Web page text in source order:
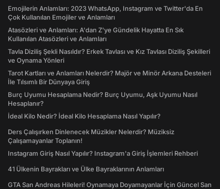
Emojilerin Anlamları: 2023 WhatsApp, Instagram ve Twitter'da En
Çok Kullanılan Emojiler ve Anlamları
Atasözleri ve Anlamları: A'dan Z'ye Gündelik Hayatta En Sık
Kullanılan Atasözleri ve Anlamları
Tavla Diziliş Şekli Nasıldır? Erkek Tavlası ve Kız Tavlası Diziliş Şekilleri
ve Oynama Yönleri
Tarot Kartları ve Anlamları Nelerdir? Majör ve Minör Arkana Desteleri
İle Tılsımlı Bir Dünyaya Giriş
Burç Uyumu Hesaplama Nedir? Burç Uyumu, Aşk Uyumu Nasıl
Hesaplanır?
İdeal Kilo Nedir? İdeal Kilo Hesaplama Nasıl Yapılır?
Ders Çalışırken Dinlenecek Müzikler Nelerdir? Müziksiz
Çalışamayanlar Toplanın!
Instagram Giriş Nasıl Yapılır? Instagram'a Giriş İşlemleri Rehberi
41 Ülkenin Bayrakları ve Ülke Bayraklarının Anlamları
GTA San Andreas Hileleri! Oynamaya Doyamayanlar İçin Güncel San